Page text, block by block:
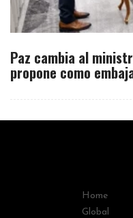
Paz cambia al
propone como
Home
Global